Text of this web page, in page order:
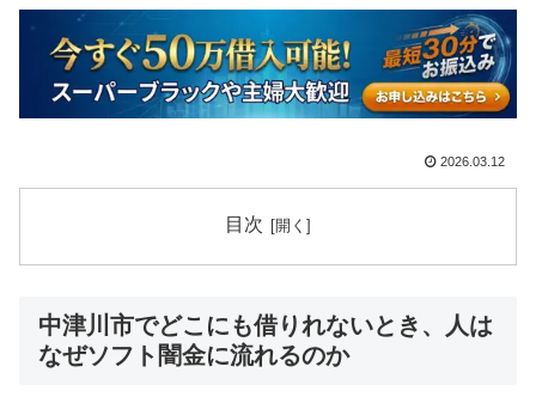
2026.03.12
目次
中津川市でどこにも借りれないとき、人は
なぜソフト闇金に流れるのか